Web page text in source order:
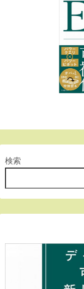
検索